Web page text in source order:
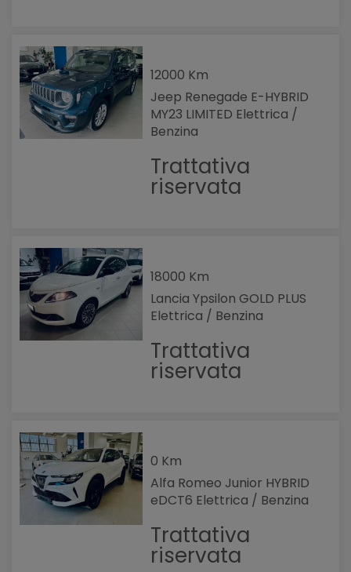
12000 Km
Jeep Renegade E-HYBRID
MY23 LIMITED Elettrica /
Benzina
Trattativa
riservata
18000 Km
Lancia Ypsilon GOLD PLUS
Elettrica / Benzina
Trattativa
riservata
0 Km
Alfa Romeo Junior HYBRID
eDCT6 Elettrica / Benzina
Trattativa
riservata